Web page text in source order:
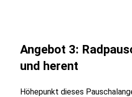
Angebot 3:
und herent
Höhepunkt dieses